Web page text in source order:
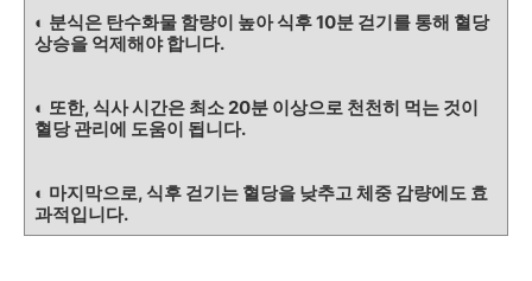
◐ 분식은 탄수화물 함량이 높아 식후 10분 걷기를 통해 혈당
상승을 억제해야 합니다.
◐ 또한, 식사 시간은 최소 20분 이상으로 천천히 먹는 것이
혈당 관리에 도움이 됩니다.
◐ 마지막으로, 식후 걷기는 혈당을 낮추고 체중 감량에도 효
과적입니다.